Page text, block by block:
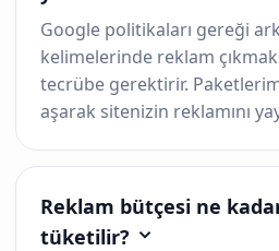
Google politikaları gereği
kelimelerinde reklam
tecrübe gerektirir.
aşarak sitenizin reklamını
Reklam bütçesi ne
tüketilir?